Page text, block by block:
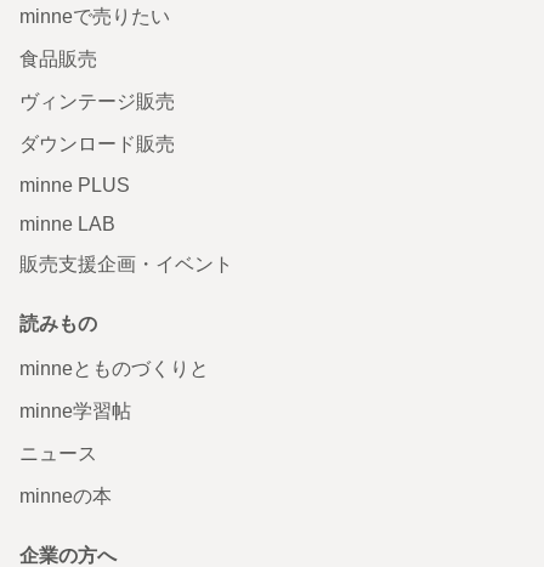
minneで売りたい
食品販売
ヴィンテージ販売
ダウンロード販売
minne PLUS
minne LAB
販売支援企画・イベント
読みもの
minneとものづくりと
minne学習帖
ニュース
minneの本
企業の方へ